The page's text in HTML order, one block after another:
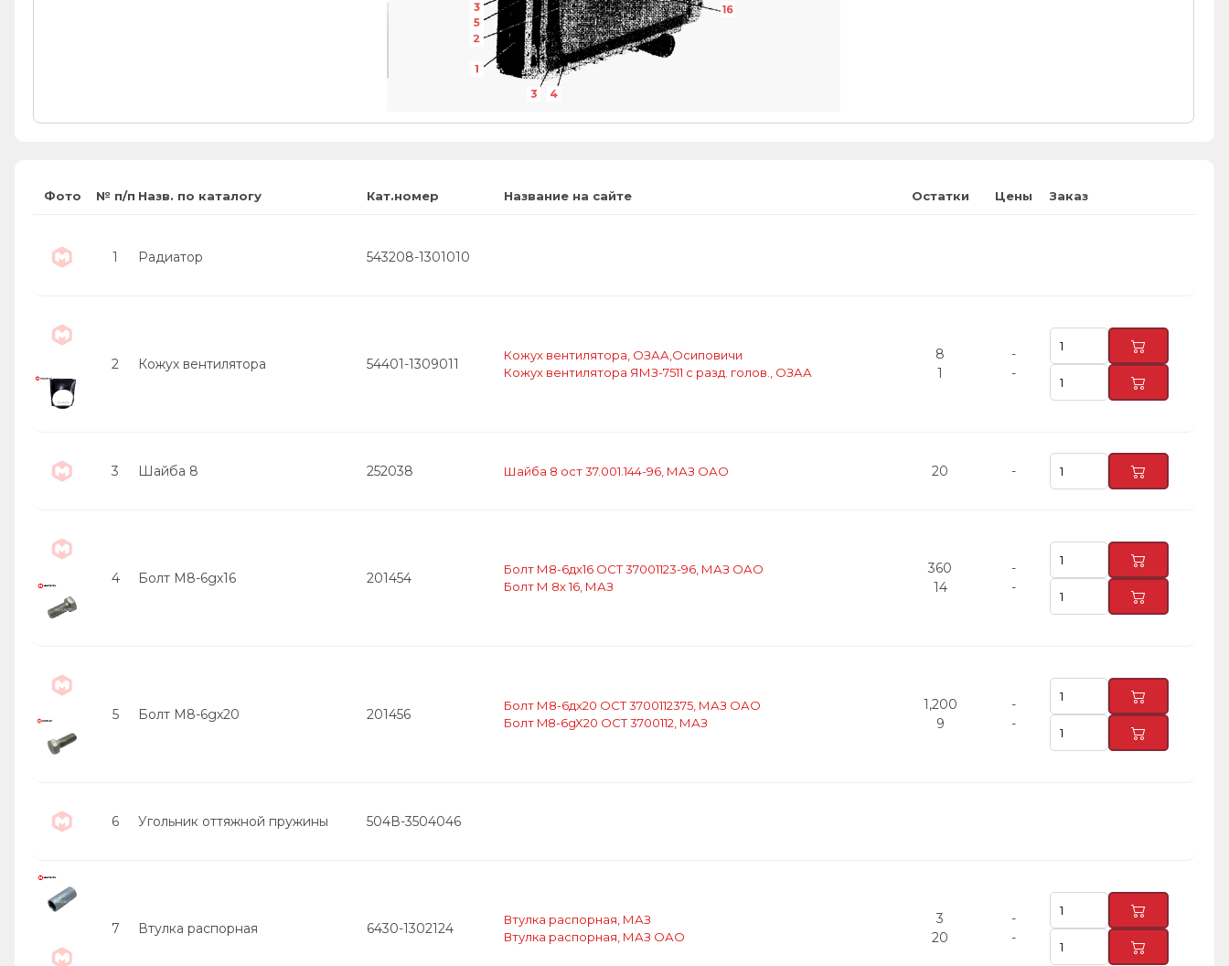
16
1
5
4
3
3
2
Фото № п/п Назв. по каталогу Кат.номер Название на сайте Остатки Цены Заказ
1 Радиатор 543208-1301010
2 Кожух вентилятора 54401-1309011
Кожух вентилятора, ОЗАА,Осиповичи
Кожух вентилятора ЯМЗ-7511 с разд. голов., ОЗАА
8
1
-
-
3 Шайба 8 252038 Шайба 8 ост 37.001.144-96, МАЗ ОАО 20 -
4 Болт М8-6gх16 201454
Болт М8-6дх16 ОСТ 37001123-96, МАЗ ОАО
Болт М 8х 16, МАЗ
360
14
-
-
5 Болт М8-6gх20 201456
Болт М8-6дх20 ОСТ 3700112375, МАЗ ОАО
Болт M8-6gX20 OCT 3700112, МАЗ
1,200
9
-
-
6 Угольник оттяжной пружины 504В-3504046
7 Втулка распорная 6430-1302124
Втулка распорная, МАЗ
Втулка распорная, МАЗ ОАО
3
20
-
-